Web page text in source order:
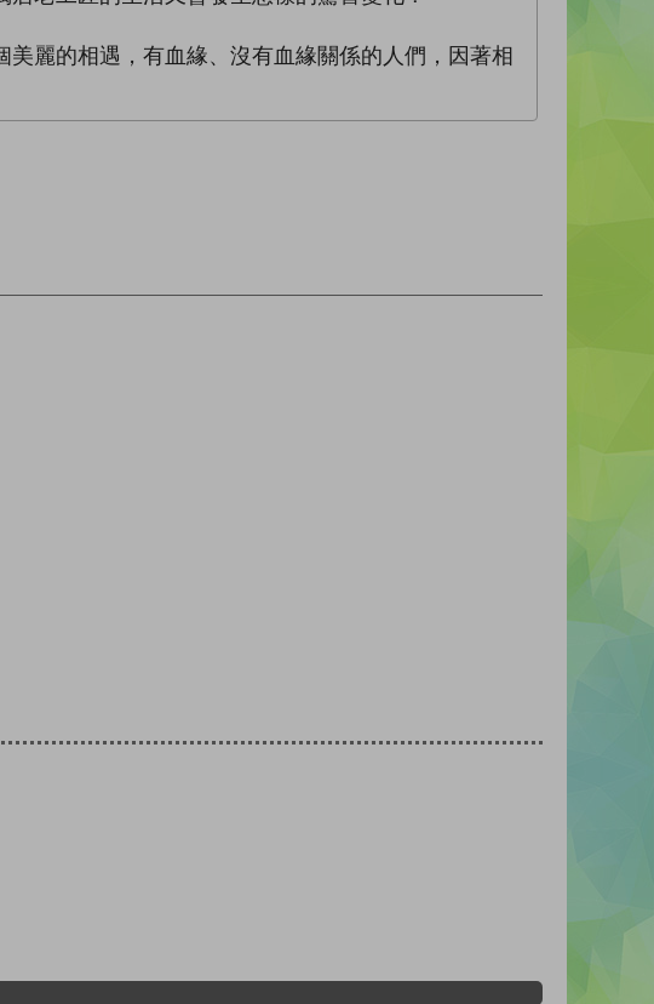
麗的相遇，有血緣、沒有血緣關係的人們，因著相